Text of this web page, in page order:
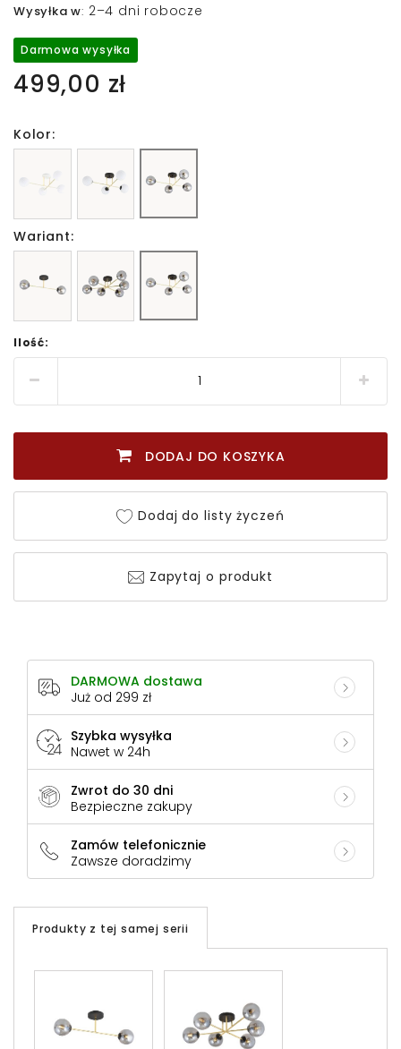
Wysyłka w: 2–4 dni robocze
Darmowa wysyłka
499,00 zł
Kolor:
Wariant:
Ilość:
DODAJ DO KOSZYKA
Dodaj do listy życzeń
Zapytaj o produkt
DARMOWA dostawa
Już od 299 zł
Szybka wysyłka
Nawet w 24h
Zwrot do 30 dni
Bezpieczne zakupy
Zamów telefonicznie
Zawsze doradzimy
Produkty z tej samej serii